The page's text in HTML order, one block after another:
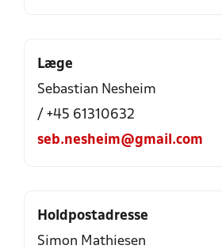
Læge
Sebastian Nesheim
/ +45 61310632
seb.nesheim@gmail.com
Holdpostadresse
Simon Mathiesen